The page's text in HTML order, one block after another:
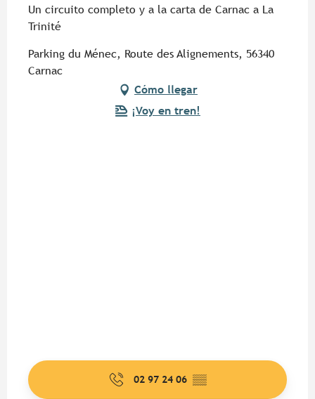
Un circuito completo y a la carta de Carnac a La
Trinité
Parking du Ménec, Route des Alignements, 56340
Carnac
Cómo llegar
¡Voy en tren!
02 97 24 06 ▒▒